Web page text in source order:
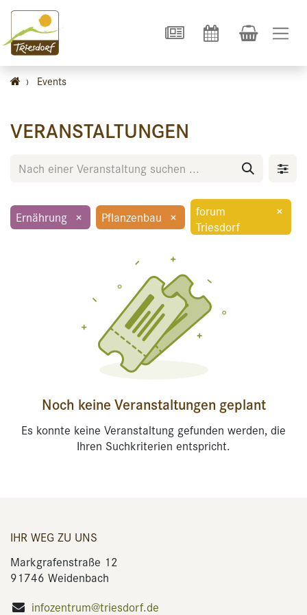
› Events
VERANSTALTUNGEN
Ernährung × Pflanzenbau ×
forum
Triesdorf
×
Noch keine Veranstaltungen geplant
Es konnte keine Veranstaltung gefunden werden, die
Ihren Suchkriterien entspricht.
IHR WEG ZU UNS
Markgrafenstraße 12
91746 Weidenbach
infozentrum@triesdorf.de